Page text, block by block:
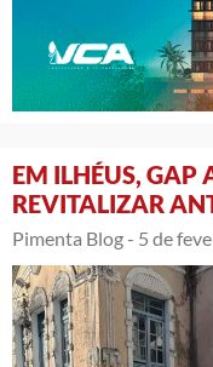
EM ILHÉUS, GAP
REVITALIZAR
Pimenta Blog - 5 de